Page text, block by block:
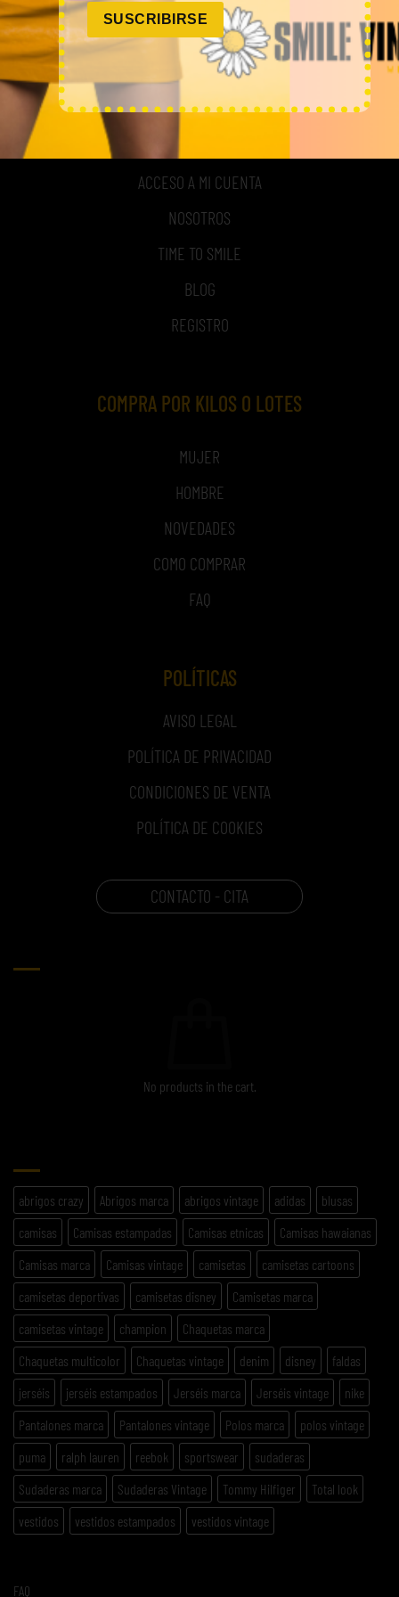
ACCESO A MI CUENTA
NOSOTROS
TIME TO SMILE
BLOG
REGISTRO
COMPRA POR KILOS O LOTES
MUJER
HOMBRE
NOVEDADES
COMO COMPRAR
FAQ
POLÍTICAS
AVISO LEGAL
POLÍTICA DE PRIVACIDAD
CONDICIONES DE VENTA
POLÍTICA DE COOKIES
CONTACTO - CITA
No products in the cart.
abrigos crazy Abrigos marca abrigos vintage adidas
blusas
camisas
Camisas estampadas Camisas etnicas
Camisas hawaianas
Camisas marca
Camisas vintage camisetas
camisetas cartoons
camisetas deportivas
camisetas disney
Camisetas marca
camisetas vintage
champion
Chaquetas marca
Chaquetas multicolor
Chaquetas vintage denim disney
faldas
jerséis
jerséis estampados Jerséis marca Jerséis vintage
nike
Pantalones marca
Pantalones vintage Polos marca
polos vintage
puma
ralph lauren reebok sportswear
sudaderas
Sudaderas marca
Sudaderas Vintage Tommy Hilfiger
Total look
vestidos
vestidos estampados vestidos vintage
FAQ
SUSCRIBIRSE